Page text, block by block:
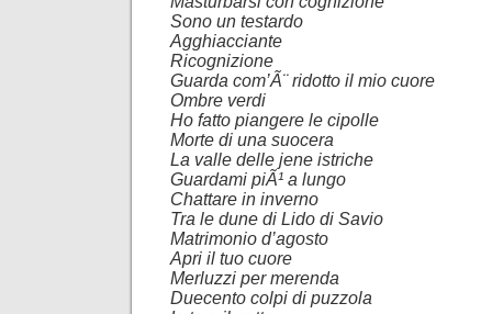
Sono un testardo
Agghiacciante
Ricognizione
Guarda com’Ã¨ ridotto il mio cuore
Ombre verdi
Ho fatto piangere le cipolle
Morte di una suocera
La valle delle jene istriche
Guardami piÃ¹ a lungo
Chattare in inverno
Tra le dune di Lido di Savio
Matrimonio d’agosto
Apri il tuo cuore
Merluzzi per merenda
Duecento colpi di puzzola